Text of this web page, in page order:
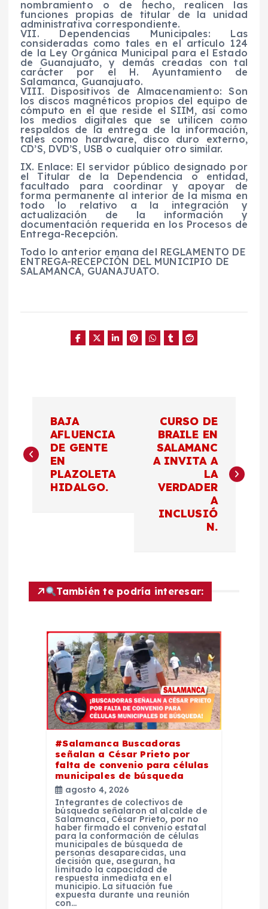
nombramiento o de hecho, realicen las
funciones propias de titular de la unidad
administrativa correspondiente.
VII. Dependencias Municipales: Las
consideradas como tales en el artículo 124
de la Ley Orgánica Municipal para el Estado
de Guanajuato, y demás creadas con tal
carácter por el H. Ayuntamiento de
Salamanca, Guanajuato.
VIII. Dispositivos de Almacenamiento: Son
los discos magnéticos propios del equipo de
cómputo en el que reside el SIIM, así como
los medios digitales que se utilicen como
respaldos de la entrega de la información,
tales como hardware, disco duro externo,
CD’S, DVD’S, USB o cualquier otro similar.
IX. Enlace: El servidor público designado por
el Titular de la Dependencia o entidad,
facultado para coordinar y apoyar de
forma permanente al interior de la misma en
todo lo relativo a la integración y
actualización de la información y
documentación requerida en los Procesos de
Entrega-Recepción.
Todo lo anterior emana del REGLAMENTO DE
ENTREGA-RECEPCIÓN DEL MUNICIPIO DE
SALAMANCA, GUANAJUATO.
a
v
c
BAJA
AFLUENCIA
DE GENTE
EN
PLAZOLETA
HIDALGO.
CURSO DE
BRAILE EN
SALAMANC
A INVITA A
LA
VERDADER
A
INCLUSIÓ
N.
También te podría interesar:
#Salamanca Buscadoras
señalan a César Prieto por
falta de convenio para células
municipales de búsqueda
agosto 4, 2026
Integrantes de colectivos de
búsqueda señalaron al alcalde de
Salamanca, César Prieto, por no
haber firmado el convenio estatal
para la conformación de células
municipales de búsqueda de
personas desaparecidas, una
decisión que, aseguran, ha
limitado la capacidad de
respuesta inmediata en el
municipio. La situación fue
expuesta durante una reunión
con…